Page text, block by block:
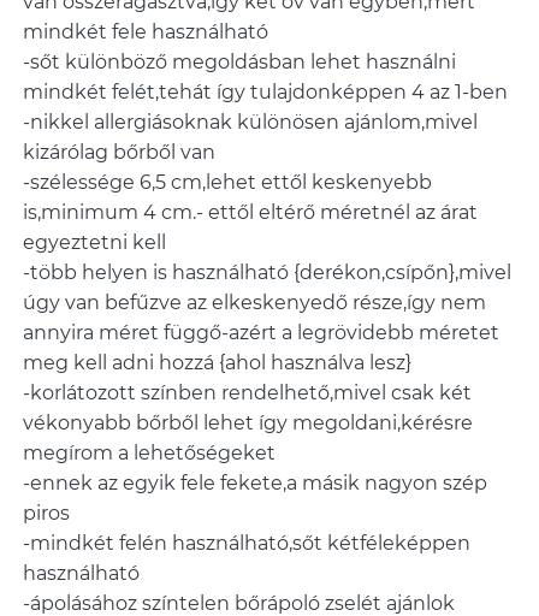
mindkét fele használható
-sőt különböző megoldásban lehet használni
mindkét felét,tehát így tulajdonképpen 4 az 1-ben
-nikkel allergiásoknak különösen ajánlom,mivel
kizárólag bőrből van
-szélessége 6,5 cm,lehet ettől keskenyebb
is,minimum 4 cm.- ettől eltérő méretnél az árat
egyeztetni kell
-több helyen is használható {derékon,csípőn},mivel
úgy van befűzve az elkeskenyedő része,így nem
annyira méret függő-azért a legrövidebb méretet
meg kell adni hozzá {ahol használva lesz}
-korlátozott színben rendelhető,mivel csak két
vékonyabb bőrből lehet így megoldani,kérésre
megírom a lehetőségeket
-ennek az egyik fele fekete,a másik nagyon szép
piros
-mindkét felén használható,sőt kétféleképpen
használható
-ápolásához színtelen bőrápoló zselét ajánlok